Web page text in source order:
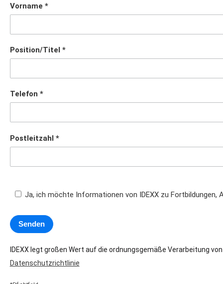
Vorname
Position/Titel
Telefon
Postleitzahl
Ja, ich möchte Informationen von IDEXX zu
IDEXX legt großen Wert auf die ordnungsgemäße Verarbeitung
Datenschutzrichtlinie